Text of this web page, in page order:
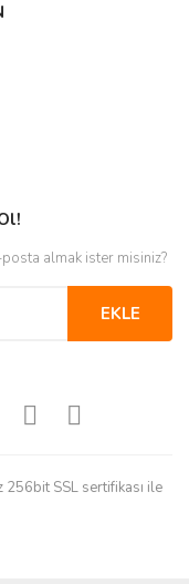
almak ister misiniz?
EKLE
256bit SSL sertifikası ile